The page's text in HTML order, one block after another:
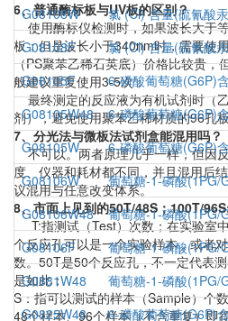
6、普通酶标板与UV板的区别？
使用酶标仪检测时，如果波长大于
板；但是波长小于340nm时，需要使
（PS聚苯乙稀石英底）价格比较贵，
般建议重复使用3-5次；
最终测定的反应液为有机试剂时（
剂），避免使用聚苯乙稀材质的96孔
7、分光法与微板法试剂盒能混用吗？
不可以。两者原理几乎一样，但因
度、仪器和耗材都不同，并且混用后
议混用与任意改变体系。
8、市面上见到的50T/48S；100T/
T:指测试（Test）次数；在实验室
个反应孔可以是一个实验样本，或者
数。50T是50个反应孔，不一定代表
是如此；
S：指可以测试的样本（Sample）个
48个样本、96个样本（不含重复）即
G08108W
氯 (Cl) 含量(硫氰酸
G08108F
氯 (Cl) 含量(硫氰酸
G08105F
6-磷酸葡萄糖(G6P)
G08105W48
6-磷酸葡萄糖(G6P)
G08105W
6-磷酸葡萄糖(G6P)
G08106W
葡萄糖-1-磷酸(1PG/
G08106W48
葡萄糖-1-磷酸(1PG/
G08106F
葡萄糖-1-磷酸(1PG/
G0881W48
葡萄糖-1-磷酸(1PG/
G0825W48
6-磷酸葡萄糖(G6P)